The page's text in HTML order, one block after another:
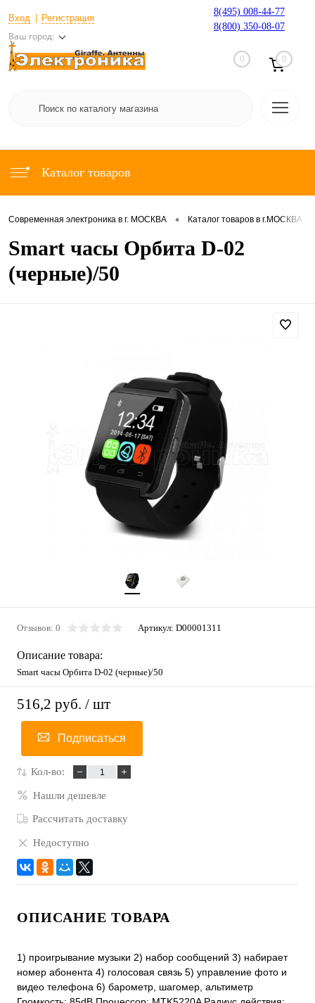
Вход Регистрация
Ваш город:
8(495) 008-44-77
8(800) 350-08-07
0 0
Каталог товаров
Современная электроника в г. МОСКВА • Каталог товаров в г.МОСКВА
Smart часы Орбита D-02
(черные)/50
Отзывов: 0 Артикул: D00001311
Описание товара:
Smart часы Орбита D-02 (черные)/50
516,2 руб. / шт
Подписаться
Кол-во:
Нашли дешевле
Рассчитать доставку
Недоступно
ОПИСАНИЕ ТОВАРА
1) проигрывание музыки 2) набор сообщений 3) набирает
номер абонента 4) голосовая связь 5) управление фото и
видео телефона 6) барометр, шагомер, альтиметр